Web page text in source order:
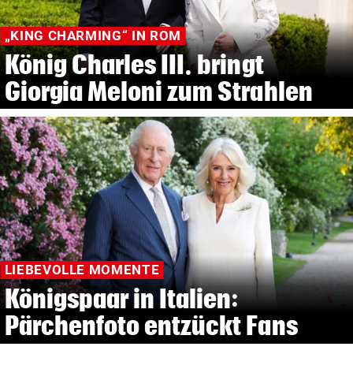
„KING CHARMING“ IN ROM
König Charles III. bringt
Giorgia Meloni zum Strahlen
LIEBEVOLLE MOMENTE
Königspaar in Italien:
Pärchenfoto entzückt Fans